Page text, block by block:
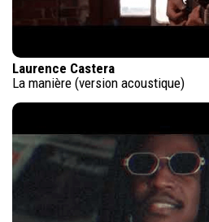
Laurence Castera
La manière (version acoustique)